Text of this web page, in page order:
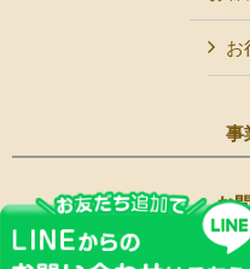
お
事
お